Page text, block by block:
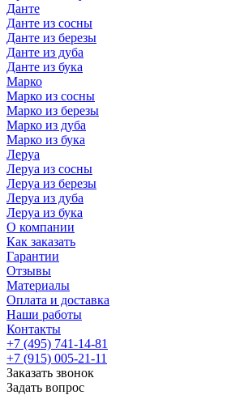
Данте
Данте из сосны
Данте из березы
Данте из дуба
Данте из бука
Марко
Марко из сосны
Марко из березы
Марко из дуба
Марко из бука
Леруа
Леруа из сосны
Леруа из березы
Леруа из дуба
Леруа из бука
О компании
Как заказать
Гарантии
Отзывы
Материалы
Оплата и доставка
Наши работы
Контакты
+7 (495) 741-14-81
+7 (915) 005-21-11
Заказать звонок
Задать вопрос